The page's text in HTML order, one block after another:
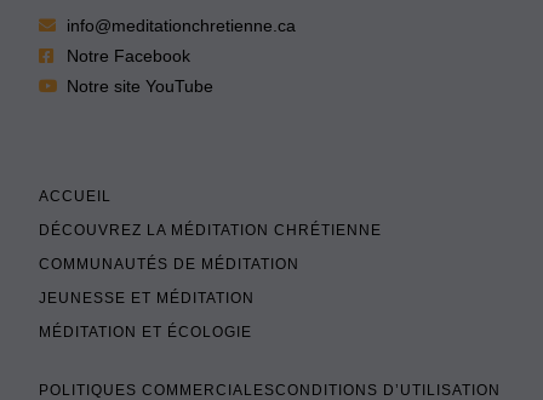
info@meditationchretienne.ca
Notre Facebook
Notre site YouTube
ACCUEIL
DÉCOUVREZ LA MÉDITATION CHRÉTIENNE
COMMUNAUTÉS DE MÉDITATION
JEUNESSE ET MÉDITATION
MÉDITATION ET ÉCOLOGIE
POLITIQUES COMMERCIALESCONDITIONS D’UTILISATION